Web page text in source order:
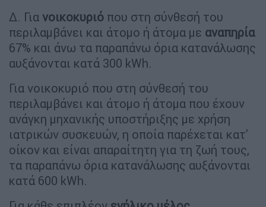
Δ. Για νοικοκυριό που στη σύνθεσή του
περιλαμβάνει και άτομο ή άτομα με αναπηρία
67% και άνω τα παραπάνω όρια κατανάλωσης
αυξάνονται κατά 300 kWh.
Για νοικοκυριό που στη σύνθεσή του
περιλαμβάνει και άτομο ή άτομα που έχουν
ανάγκη μηχανικής υποστήριξης με χρήση
ιατρικών συσκευών, η οποία παρέχεται κατ'
οίκον και είναι απαραίτητη για τη ζωή τους,
τα παραπάνω όρια κατανάλωσης αυξάνονται
κατά 600 kWh.